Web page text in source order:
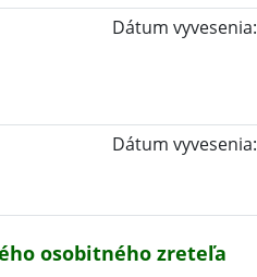
Dátum vyvesenia:
Dátum vyvesenia:
osobitného zreteľa